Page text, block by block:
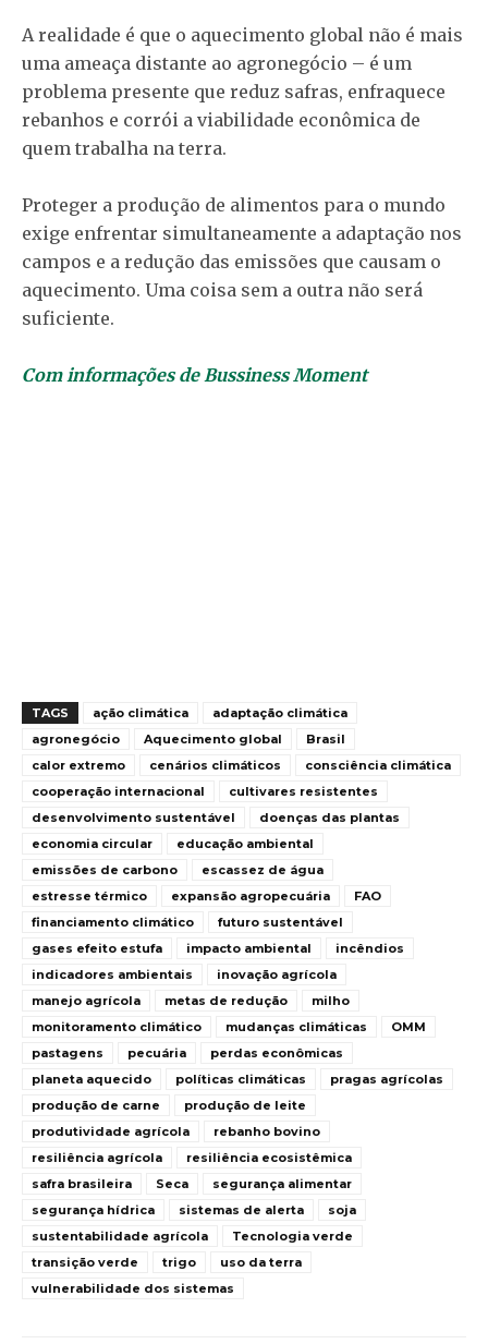
A realidade é que o aquecimento global não é mais
uma ameaça distante ao agronegócio – é um
problema presente que reduz safras, enfraquece
rebanhos e corrói a viabilidade econômica de
quem trabalha na terra.
Proteger a produção de alimentos para o mundo
exige enfrentar simultaneamente a adaptação nos
campos e a redução das emissões que causam o
aquecimento. Uma coisa sem a outra não será
suficiente.
Com informações de Bussiness Moment
TAGS ação climática
adaptação climática
agronegócio
Aquecimento global
Brasil
calor extremo
cenários climáticos
consciência climática
cooperação internacional
cultivares resistentes
desenvolvimento sustentável
doenças das plantas
economia circular
educação ambiental
emissões de carbono
escassez de água
estresse térmico
expansão agropecuária
FAO
financiamento climático
futuro sustentável
gases efeito estufa
impacto ambiental
incêndios
indicadores ambientais
inovação agrícola
manejo agrícola
metas de redução
milho
monitoramento climático
mudanças climáticas
OMM
pastagens
pecuária
perdas econômicas
planeta aquecido
políticas climáticas
pragas agrícolas
produção de carne
produção de leite
produtividade agrícola
rebanho bovino
resiliência agrícola
resiliência ecosistêmica
safra brasileira
Seca
segurança alimentar
segurança hídrica
sistemas de alerta
soja
sustentabilidade agrícola
Tecnologia verde
transição verde
trigo
uso da terra
vulnerabilidade dos sistemas